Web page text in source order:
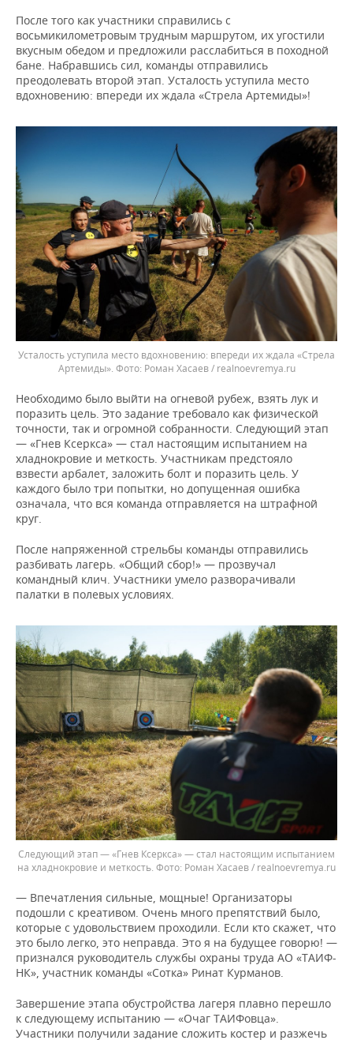
После того как участники справились с
восьмикилометровым трудным маршрутом, их угостили
вкусным обедом и предложили расслабиться в походной
бане. Набравшись сил, команды отправились
преодолевать второй этап. Усталость уступила место
вдохновению: впереди их ждала «Стрела Артемиды»!
Усталость уступила место вдохновению: впереди их ждала «Стрела
Артемиды».
Роман Хасаев / realnoevremya.ru
Необходимо было выйти на огневой рубеж, взять лук и
поразить цель. Это задание требовало как физической
точности, так и огромной собранности. Следующий этап
— «Гнев Ксеркса» — стал настоящим испытанием на
хладнокровие и меткость. Участникам предстояло
взвести арбалет, заложить болт и поразить цель. У
каждого было три попытки, но допущенная ошибка
означала, что вся команда отправляется на штрафной
круг.
После напряженной стрельбы команды отправились
разбивать лагерь. «Общий сбор!» — прозвучал
командный клич. Участники умело разворачивали
палатки в полевых условиях.
Следующий этап — «Гнев Ксеркса» — стал настоящим испытанием
на хладнокровие и меткость.
Роман Хасаев / realnoevremya.ru
— Впечатления сильные, мощные! Организаторы
подошли с креативом. Очень много препятствий было,
которые с удовольствием проходили. Если кто скажет, что
это было легко, это неправда. Это я на будущее говорю! —
признался руководитель службы охраны труда АО «ТАИФ-
НК», участник команды «Сотка» Ринат Курманов.
Завершение этапа обустройства лагеря плавно перешло
к следующему испытанию — «Очаг ТАИФовца».
Участники получили задание сложить костер и разжечь